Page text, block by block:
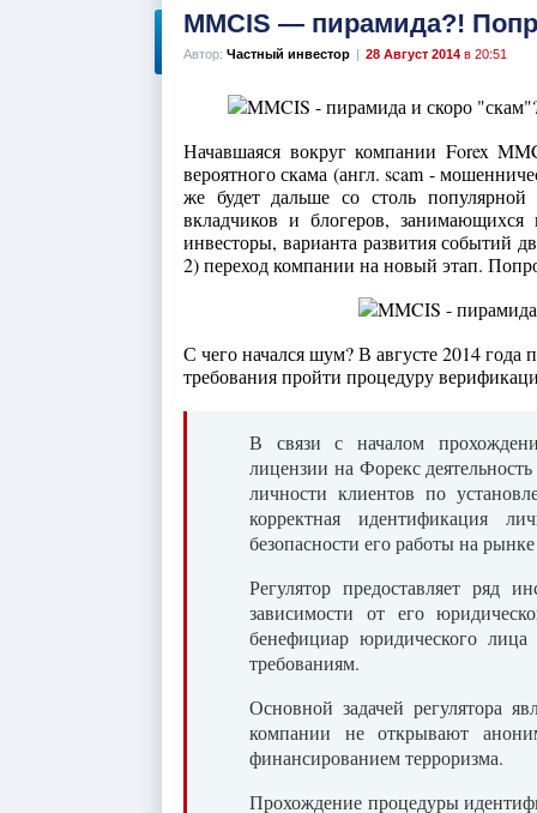
MMCIS — пирамида?!
Автор: Частный инвестор | 28 Август 2014 в 20:51
Начавшаяся вокруг компании Forex
вероятного скама (англ. scam -
же будет дальше со столь популярной
вкладчиков и блогеров,
инвесторы, варианта развития
2) переход компании на новый этап.
С чего начался шум? В августе 2014
требования пройти процедуру
В связи с началом
лицензии на Форекс
личности клиентов по
корректная идентификация
безопасности его работы на
Регулятор предоставляет ряд
зависимости от его
бенефициар юридического
требованиям.
Основной задачей регулятора
компании не открывают
финансированием терроризма.
Прохождение процедуры